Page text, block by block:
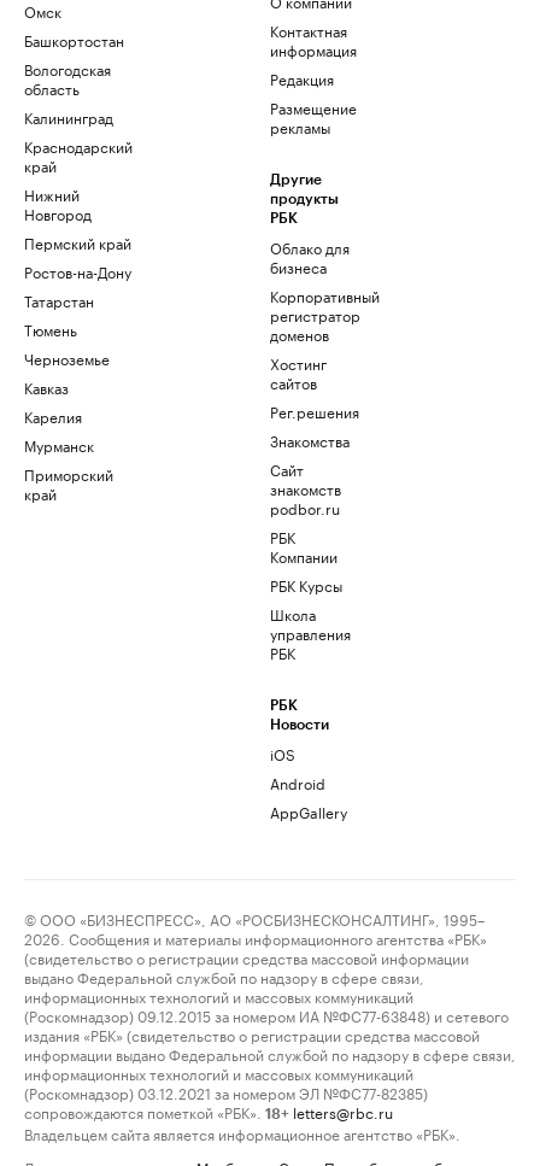
Омск
Башкортостан
Вологодская
область
Калининград
Краснодарский
край
Нижний
Новгород
Пермский край
Ростов-на-Дону
Татарстан
Тюмень
Черноземье
Кавказ
Карелия
Мурманск
Приморский
край
Контактная
информация
Редакция
Размещение
рекламы
Другие
продукты
РБК
Облако для
бизнеса
Корпоративный
регистратор
доменов
Хостинг
сайтов
Рег.решения
Знакомства
Сайт
знакомств
podbor.ru
РБК
Компании
РБК Курсы
Школа
управления
РБК
РБК
Новости
iOS
Android
AppGallery
© ООО «БИЗНЕСПРЕСС», АО «РОСБИЗНЕСКОНСАЛТИНГ», 1995–
2026. Сообщения и материалы информационного агентства «РБК»
(свидетельство о регистрации средства массовой информации
выдано Федеральной службой по надзору в сфере связи,
информационных технологий и массовых коммуникаций
(Роскомнадзор) 09.12.2015 за номером ИА №ФС77-63848) и сетевого
издания «РБК» (свидетельство о регистрации средства массовой
информации выдано Федеральной службой по надзору в сфере связи,
информационных технологий и массовых коммуникаций
(Роскомнадзор) 03.12.2021 за номером ЭЛ №ФС77-82385)
сопровождаются пометкой «РБК».
18+ letters@rbc.ru
Владельцем сайта является информационное агентство «РБК».